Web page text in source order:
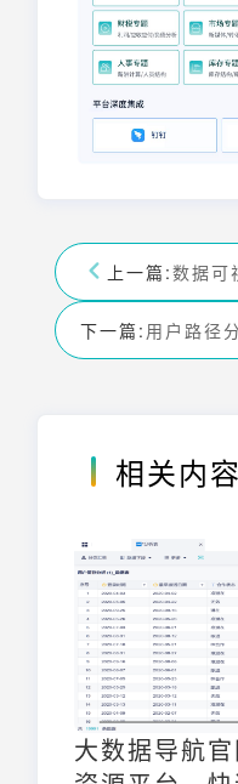
上一篇:
下一篇:
相关内容
大数据导航